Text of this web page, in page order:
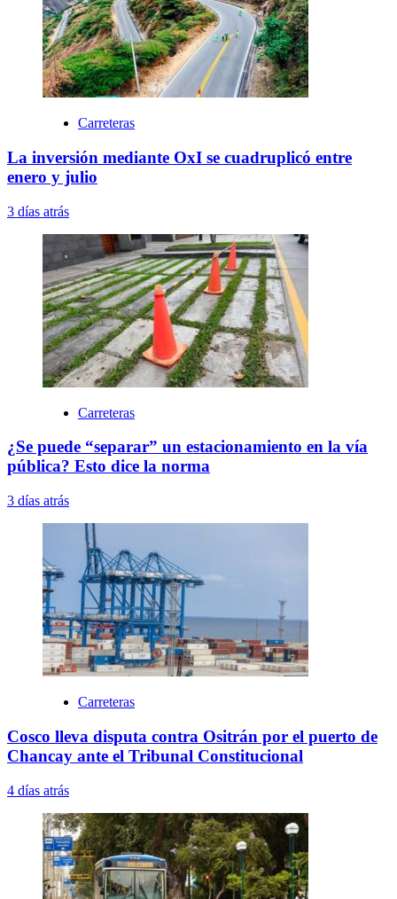
Carreteras
La inversión mediante OxI se cuadruplicó entre
enero y julio
3 días atrás
Carreteras
¿Se puede “separar” un estacionamiento en la vía
pública? Esto dice la norma
3 días atrás
Carreteras
Cosco lleva disputa contra Ositrán por el puerto de
Chancay ante el Tribunal Constitucional
4 días atrás